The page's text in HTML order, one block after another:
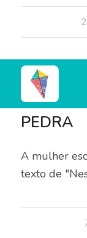
content/
BLOG,
A
PEDRA
A mulher
texto de